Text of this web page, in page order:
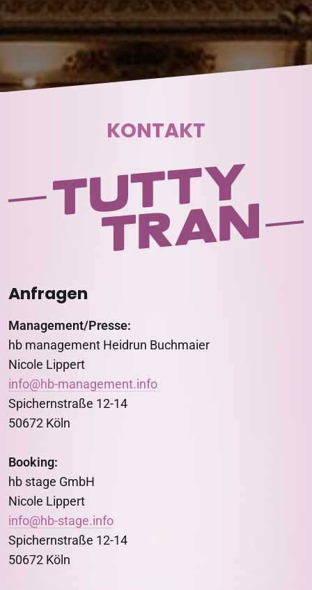
KONTAKT
Anfragen
Management/Presse:
hb management Heidrun Buchmaier
Nicole Lippert
info@hb-management.info
Spichernstraße 12-14
50672 Köln
Booking:
hb stage GmbH
Nicole Lippert
info@hb-stage.info
Spichernstraße 12-14
50672 Köln